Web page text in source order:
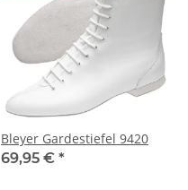
Bleyer Gardestiefel 9420
69,95 € *